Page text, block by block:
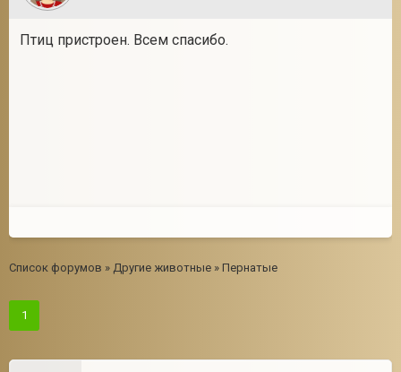
Птиц пристроен. Всем спасибо.
Список форумов » Другие животные » Пернатые
1